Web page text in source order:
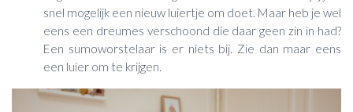
snel mogelijk een nieuw luiertje om doet. Maar heb je wel
eens een dreumes verschoond die daar geen zin in had?
Een sumoworstelaar is er niets bij. Zie dan maar eens
een luier om te krijgen.